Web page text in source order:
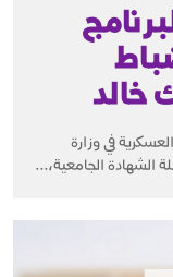
خالد
في وزارة
الشهادة الجامعية،...